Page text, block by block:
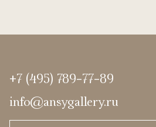
+7 (495) 789-77-89
info@ansygallery.ru